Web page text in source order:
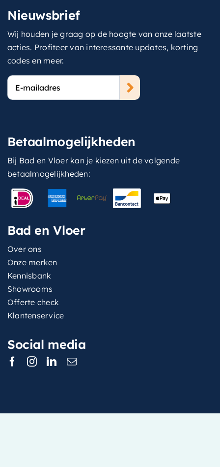
Nieuwsbrief
Wij houden je graag op de hoogte van onze laatste
acties. Profiteer van interessante updates, korting
codes en meer.
E-
mailadres
Betaalmogelijkheden
Bij Bad en Vloer kan je kiezen uit de volgende
betaalmogelijkheden:
Bad en Vloer
Over ons
Onze merken
Kennisbank
Showrooms
Offerte check
Klantenservice
Social media